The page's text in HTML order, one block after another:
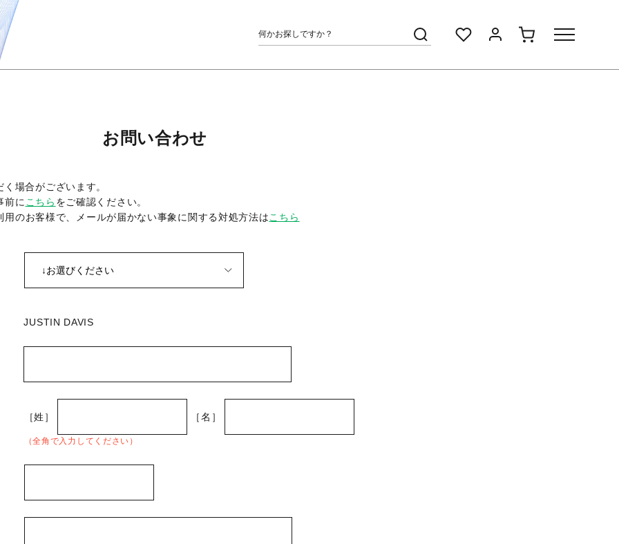
お問い合わせ
場合がございます。
前に こちら をご確認ください。
のお客様で、メールが届かない事象に関する対処方法はこちら
JUSTIN DAVIS
［姓］ ［名］
（全角で入力してください）